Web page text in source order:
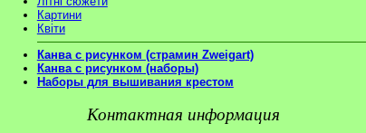
Картини
Квіти
Канва с рисунком (страмин Zweigart)
Канва с рисунком (наборы)
Наборы для вышивания крестом
Контактная информация